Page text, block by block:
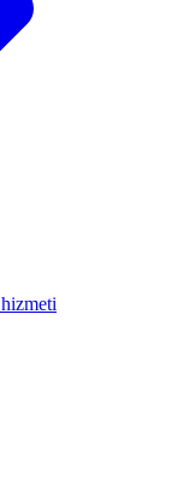
hizmeti